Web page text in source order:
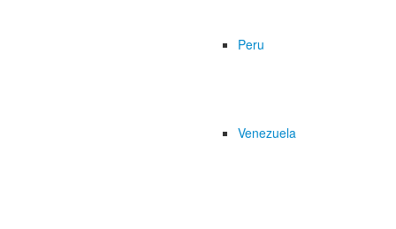
Peru
Venezuela